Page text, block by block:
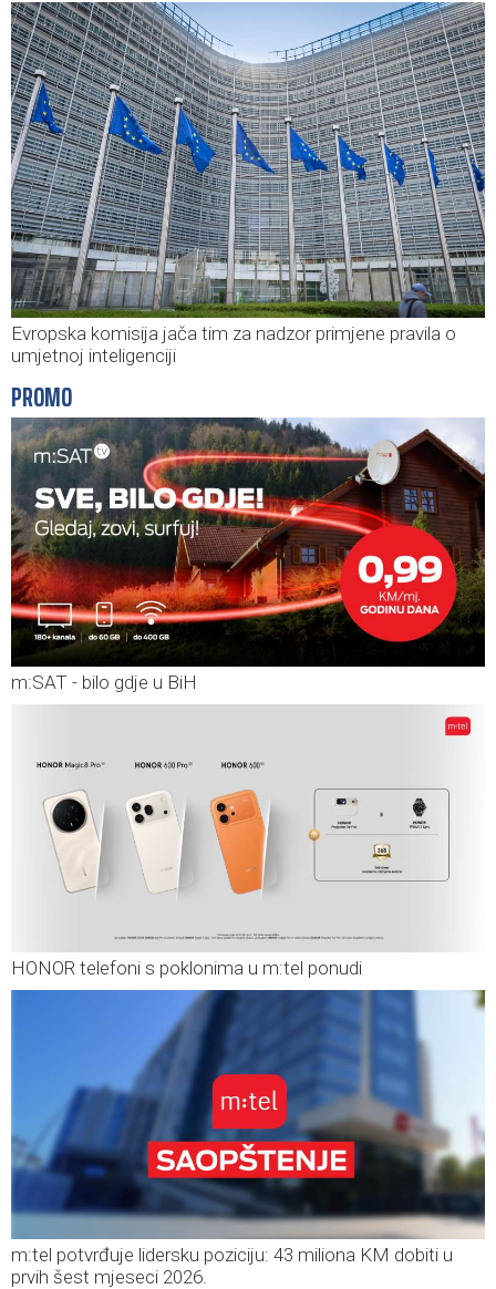
Evropska komisija jača tim za nadzor primjene pravila o
umjetnoj inteligenciji
PROMO
m:SAT - bilo gdje u BiH
HONOR telefoni s poklonima u m:tel ponudi
m:tel potvrđuje lidersku poziciju: 43 miliona KM dobiti u
prvih šest mjeseci 2026.